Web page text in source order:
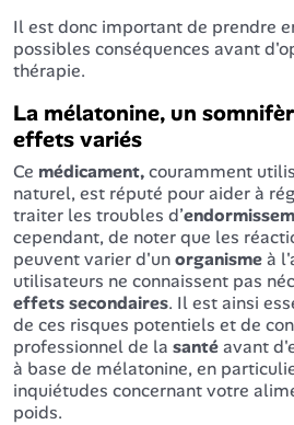
Il est donc important de prendre
possibles conséquences avant
thérapie.
La mélatonine, un
effets variés
Ce médicament,couramment
naturel, est réputé pour aider à
traiter les troubles d’
cependant, de noter que les
peuvent varier d'unorganismeà
utilisateurs ne connaissent pas
effetssecondaires. Il est ainsi
de ces risques potentiels et de
professionnel de la santéavant
à base de mélatonine, en
inquiétudes concernant votre
poids.